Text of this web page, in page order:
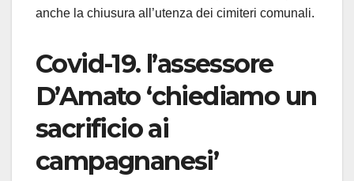
anche la chiusura all’utenza dei cimiteri comunali.
Covid-19. l’assessore
D’Amato ‘chiediamo un
sacrificio ai
campagnanesi’